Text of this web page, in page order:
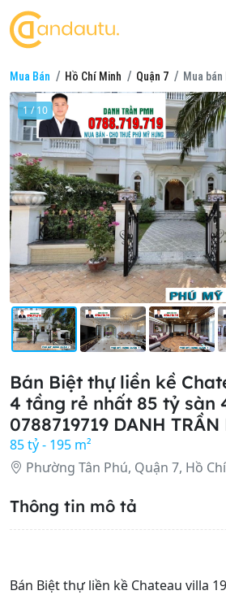
Mua Bán Hồ Chí Minh Quận 7 Mua
1 / 10
Bán Biệt thự liền kề
4 tầng rẻ nhất 85 tỷ sàn
0788719719 DANH TRẦN
85 tỷ - 195 m²
Phường Tân Phú, Quận 7, Hồ
Thông tin mô tả
Bán Biệt thự liền kề Chateau villa